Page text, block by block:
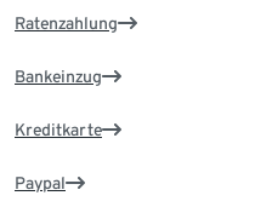
Ratenzahlung
Bankeinzug
Kreditkarte
Paypal